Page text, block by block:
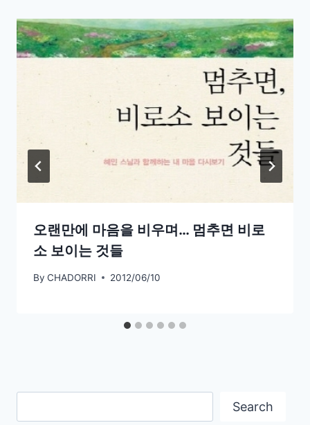
오랜만에 마음을 비우며… 멈추면 비로
소 보이는 것들
By CHADORRI 2012/06/10
Search